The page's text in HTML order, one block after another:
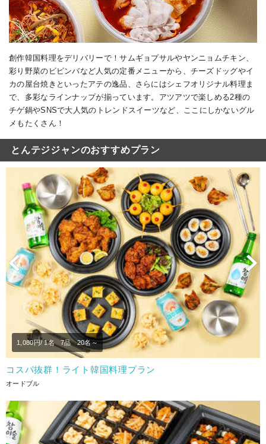
創作韓国料理をデリバリーで！サムギョプサルやヤンニョムチキン、
彩り野菜のビビンバなど人気の定番メニューから、チーズドッグやイ
カの屋台焼きといったアテの逸品、さらにはシェフオリジナル料理ま
で、多彩なラインナップが揃っています。アツアツで楽しめる2種の
チゲ鍋やSNSで大人気のトレンドスイーツなど、ここにしかないグル
メもたくさん！
とんテジジャンのおすすめプラン
Previous
1,080円/ 1名 7品 20名～
コスパ抜群！ライト韓国料理プラン
オードブル